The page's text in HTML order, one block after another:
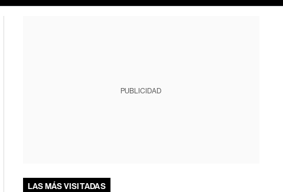
PUBLICIDAD
LAS MÁS VISITADAS